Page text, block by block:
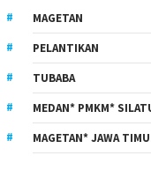
MAGETAN
PELANTIKAN
TUBABA
MEDAN* PMKM*
MAGETAN* JAWA